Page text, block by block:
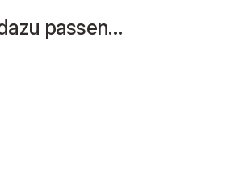
passen…